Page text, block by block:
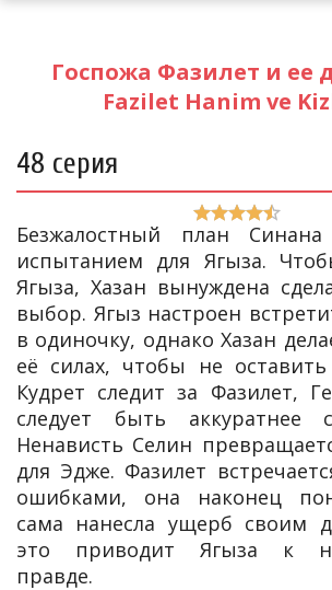
Госпожа Фазилет и ее
Fazilet Hanim ve
48 серия
Безжалостный план Синана
испытанием для Ягыза.
Ягыза, Хазан вынуждена
выбор. Ягыз настроен
в одиночку, однако Хазан
её силах, чтобы не оставить
Кудрет следит за Фазилет,
следует быть аккуратнее
Ненависть Селин
для Эдже. Фазилет
ошибками, она наконец
сама нанесла ущерб своим
это приводит Ягыза к
правде.